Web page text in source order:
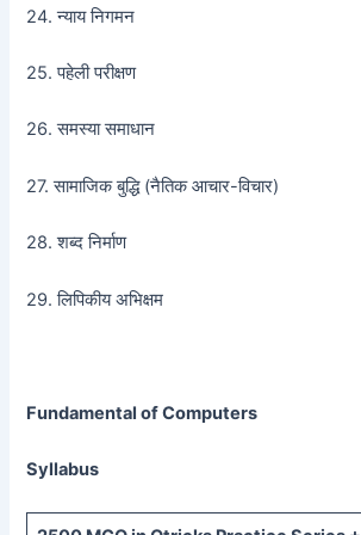
24. न्याय निगमन
25. पहेली परीक्षण
26. समस्या समाधान
27. सामाजिक बुद्धि (नैतिक आचार-विचार)
28. शब्द निर्माण
29. लिपिकीय अभिक्षम
Fundamental of Computers
Syllabus